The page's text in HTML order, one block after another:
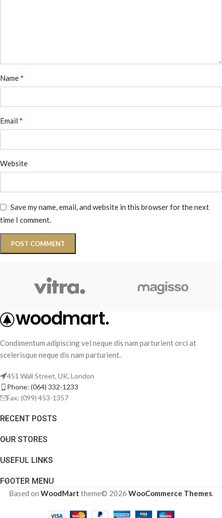
Name*
Email *
Website
Save my name, email, and website in this browser for the next
time I comment.
Condimentum adipiscing vel neque dis nam parturient orci at
scelerisque neque dis nam parturient.
451 Wall Street, UK, London
Phone: (064) 332-1233
Fax: (099) 453-1357
RECENT POSTS
OUR STORES
USEFUL LINKS
FOOTER MENU
Based on WoodMart theme© 2026 WooCommerce Themes.